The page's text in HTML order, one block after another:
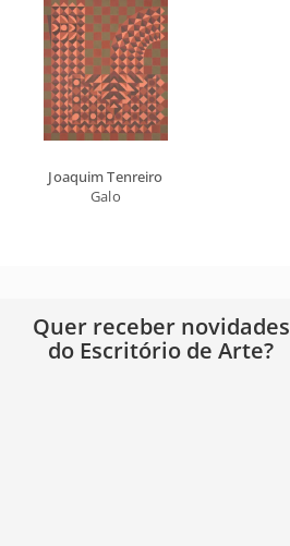
Joaquim Tenreiro
Galo
Quer receber novidades
do Escritório de Arte?